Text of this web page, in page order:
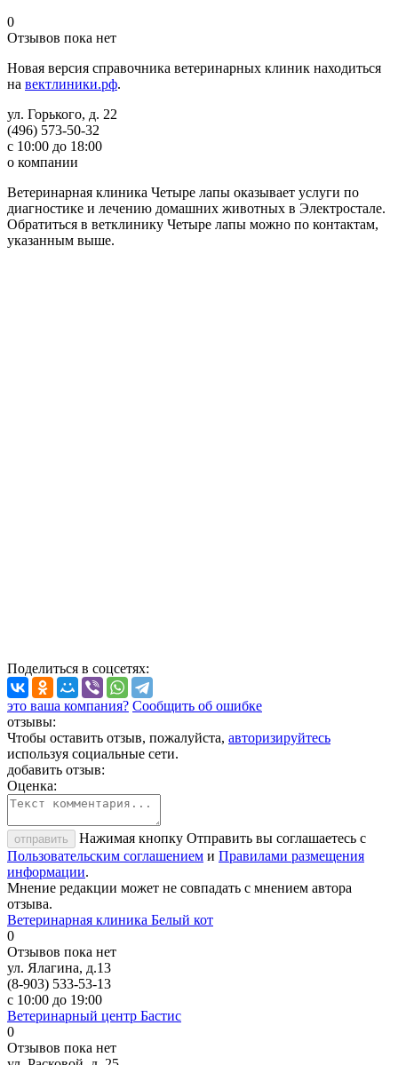
0
Отзывов пока нет
Новая версия справочника ветеринарных клиник находиться
на вектлиники.рф.
ул. Горького, д. 22
(496) 573-50-32
с 10:00 до 18:00
о компании
Ветеринарная клиника Четыре лапы оказывает услуги по
диагностике и лечению домашних животных в Электростале.
Обратиться в ветклинику Четыре лапы можно по контактам,
указанным выше.
Поделиться в соцсетях:
это ваша компания? Сообщить об ошибке
отзывы:
Чтобы оставить отзыв, пожалуйста, авторизируйтесь
используя социальные сети.
добавить отзыв:
Оценка:
отправить
Нажимая кнопку Отправить вы соглашаетесь с
Пользовательским соглашением и Правилами размещения
информации.
Мнение редакции может не совпадать с мнением автора
отзыва.
Ветеринарная клиника Белый кот
0
Отзывов пока нет
ул. Ялагина, д.13
(8-903) 533-53-13
с 10:00 до 19:00
Ветеринарный центр Бастис
0
Отзывов пока нет